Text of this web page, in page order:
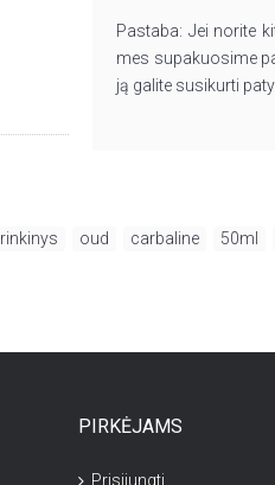
Pastaba: Jei norite
mes supakuosime
ją galite susikurti
rinkinys oud carbaline 50ml
PIRKĖJAMS
Prisijungti